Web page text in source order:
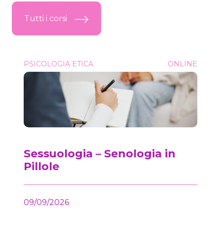
Tutti i corsi
Sessuologia &#8211; Senologia in Pillole
PSICOLOGIA ETICA ONLINE
Sessuologia – Senologia in
Pillole
09/09/2026